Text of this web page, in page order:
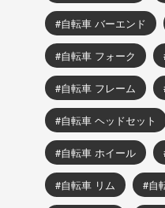
自転車 バーエンド
自転車 フォーク
自転車 フレーム
自転車 ヘッドセット
自転車 ホイール
自転車 リム 自